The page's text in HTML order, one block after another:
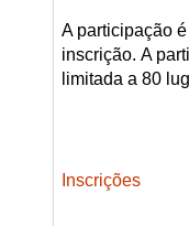
A participação
inscrição. A
limitada a 80
Inscrições